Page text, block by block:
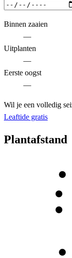
Binnen zaaien
—
Uitplanten
—
Eerste oogst
—
Wil je een volledig
Leaftide gratis
Plantafstand